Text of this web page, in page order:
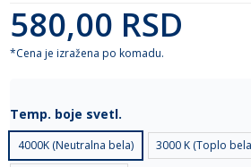
gallery
580,00 RSD
*Cena je izražena po komadu.
Temp. boje svetl.
4000K (Neutralna bela) 3000 K (Toplo